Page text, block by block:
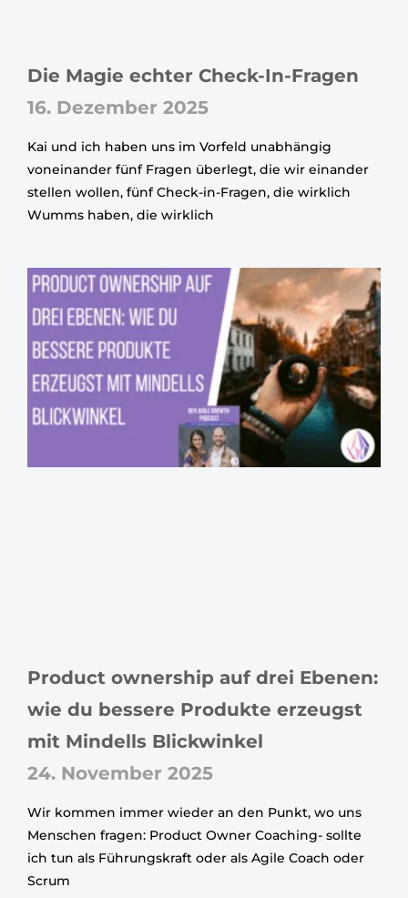
Die Magie echter Check-In-Fragen
16. Dezember 2025
Kai und ich haben uns im Vorfeld unabhängig
voneinander fünf Fragen überlegt, die wir einander
stellen wollen, fünf Check-in-Fragen, die wirklich
Wumms haben, die wirklich
Product ownership auf drei Ebenen:
wie du bessere Produkte erzeugst
mit Mindells Blickwinkel
24. November 2025
Wir kommen immer wieder an den Punkt, wo uns
Menschen fragen: Product Owner Coaching- sollte
ich tun als Führungskraft oder als Agile Coach oder
Scrum